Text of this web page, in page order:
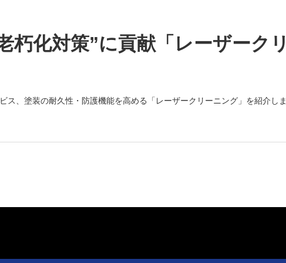
ドウを開きます）
るご質問・お問い合わせ （新しいウィンドウを開きます）
朽化対策”に貢献「レーザークリ
ス、塗装の耐久性・防護機能を高める「レーザークリーニング」を紹介しま